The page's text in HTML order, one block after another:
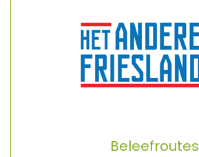
Beleefroutes